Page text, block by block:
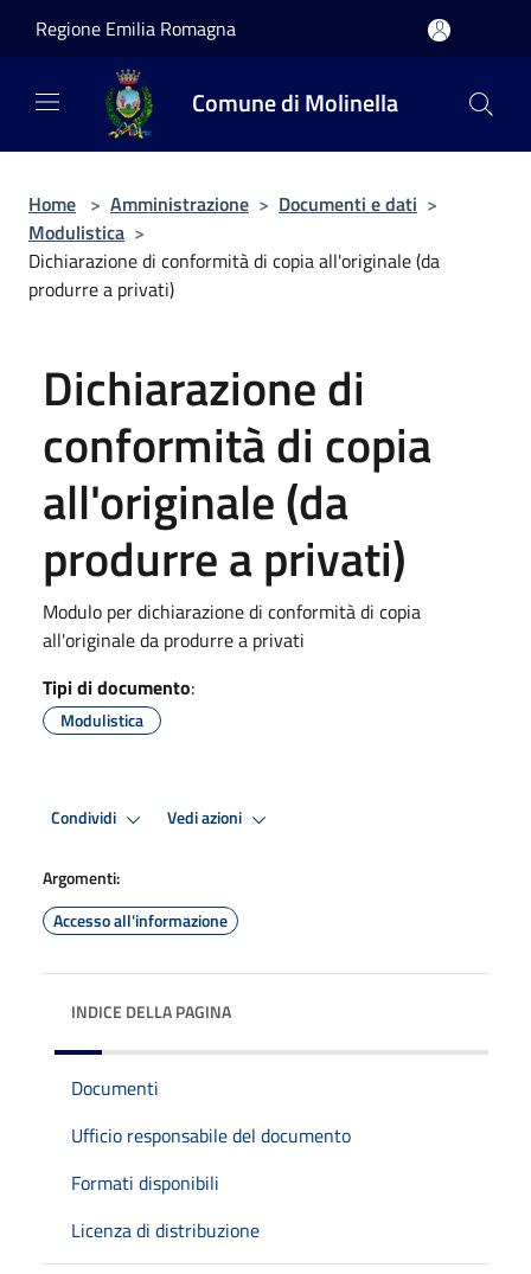
Regione Emilia Romagna
Comune di Molinella
Home > Amministrazione > Documenti e dati >
Modulistica >
Dichiarazione di conformità di copia all'originale (da
produrre a privati)
Dichiarazione di
conformità di copia
all'originale (da
produrre a privati)
Modulo per dichiarazione di conformità di copia
all'originale da produrre a privati
Tipi di documento:
Modulistica
Condividi Vedi azioni
Argomenti:
Accesso all'informazione
INDICE DELLA PAGINA
Documenti
Ufficio responsabile del documento
Formati disponibili
Licenza di distribuzione